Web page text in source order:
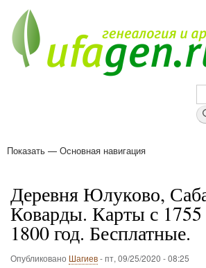
основному
содержанию
Основная
Показать — Основная навигация
Деревня Юлуково,
Коварды. Карты с 1755
1800 год. Бесплатные.
Опубликовано Шагиев-пт, 09/25/2020 - 08:25